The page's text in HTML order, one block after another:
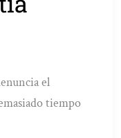
el
tiempo